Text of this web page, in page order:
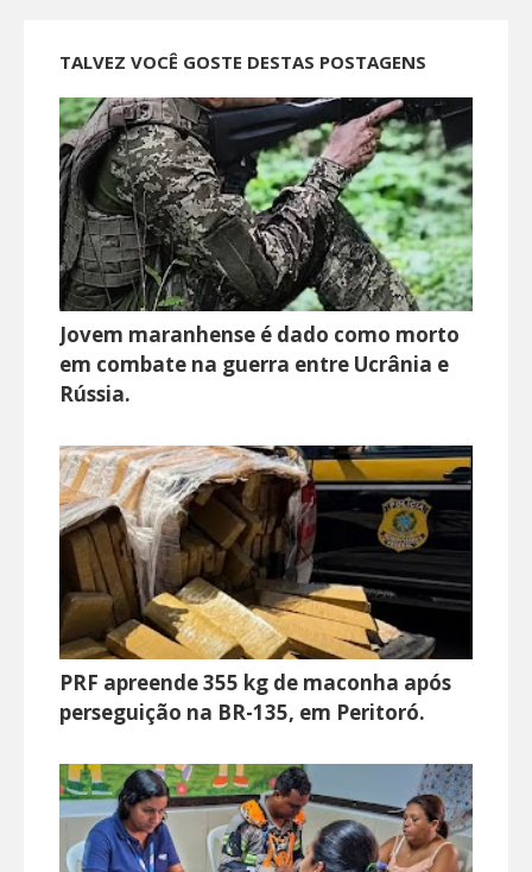
TALVEZ VOCÊ GOSTE DESTAS POSTAGENS
Jovem maranhense é dado como morto
em combate na guerra entre Ucrânia e
Rússia.
PRF apreende 355 kg de maconha após
perseguição na BR-135, em Peritoró.